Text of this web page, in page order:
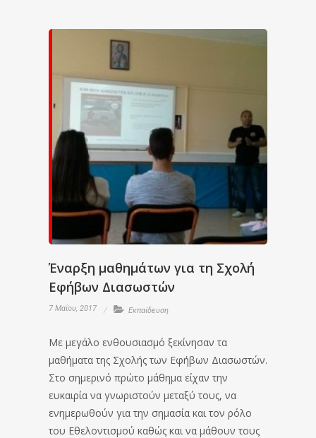
Έναρξη μαθημάτων για τη Σχολή
Εφήβων Διασωστών
7 Μαΐου, 2017 Εκπαίδευση
Με μεγάλο ενθουσιασμό ξεκίνησαν τα
μαθήματα της Σχολής των Εφήβων Διασωστών.
Στο σημερινό πρώτο μάθημα είχαν την
ευκαιρία να γνωριστούν μεταξύ τους, να
ενημερωθούν για την σημασία και τον ρόλο
του Εθελοντισμού καθώς και να μάθουν τους